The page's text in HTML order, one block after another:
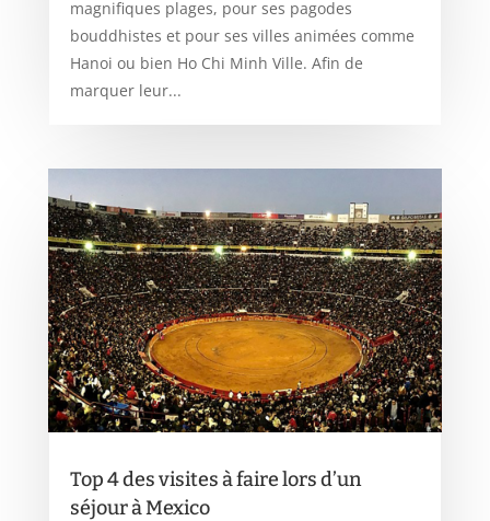
magnifiques plages, pour ses pagodes
bouddhistes et pour ses villes animées comme
Hanoi ou bien Ho Chi Minh Ville. Afin de
marquer leur...
Top 4 des visites à faire lors d’un
séjour à Mexico